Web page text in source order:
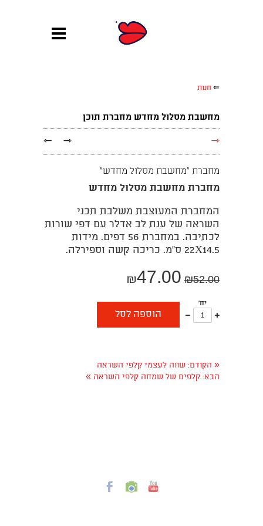
⇐ חנות
מחשבת מסלול מחדש מחברת תוכן
→
→
←
מחברת "מחשבת מסלול מחדש"
מחברת מחשבת מסלול מחדש
המחברת המעוצבת משלבת תכני
השראה של ענת לב אדלר עם דפי שורות
לכתיבה. במחברת 56 דפים. מידות
22X14.5 ס"מ. כריכה קשה וספירלה.
₪52.00
₪47.00
יח'
עוד
אחד
אחד
הוספה לסל
« הקודם: שווה לעצמי קלפי השראה
הבא: קלפים של שמחה קלפי השראה »